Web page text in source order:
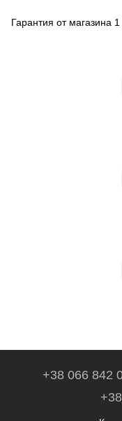
Гарантия от магазина
+38 066 842